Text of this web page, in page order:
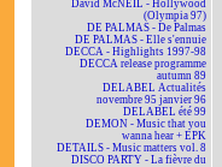
David McNEIL - Hollywood
(Olympia 97)
DE PALMAS - De Palmas
DE PALMAS - Elle s'ennuie
DECCA - Highlights 1997-98
DECCA release programme
autumn 89
DELABEL Actualités
novembre 95 janvier 96
DELABEL été 99
DEMON - Music that you
wanna hear + EPK
DETAILS - Music matters vol. 8
DISCO PARTY - La fièvre du